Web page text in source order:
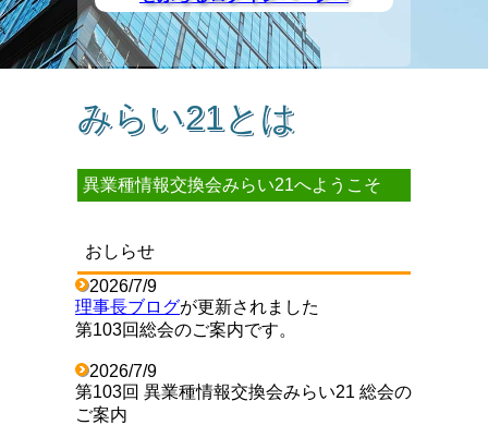
みらい21とは
異業種情報交換会みらい21へようこそ
おしらせ
2026/7/9
理事長ブログが更新されました
第103回総会のご案内です。
2026/7/9
第103回 異業種情報交換会みらい21 総会の
ご案内